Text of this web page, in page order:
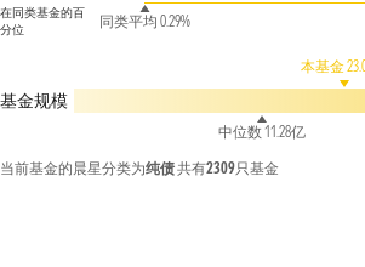
在同类基金的百
分位
同类平均 0.29%
基金规模
本基金
中位数 11.28亿
当前基金的晨星分类为纯债共有2309只基金